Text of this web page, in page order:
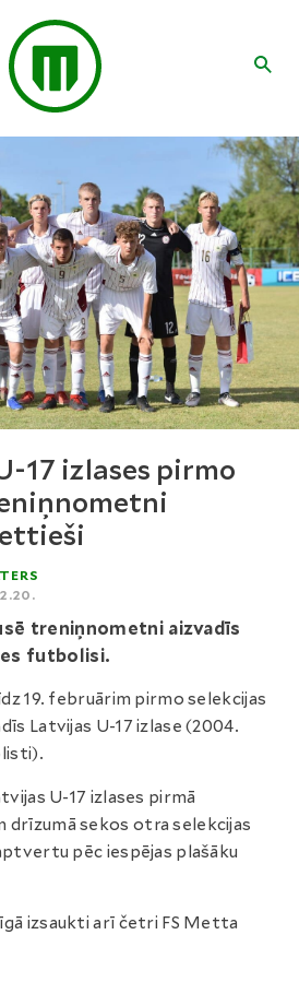
17 izlases pirmo
treniņnometni aizvadīs
futbolisi.
19. februārim pirmo selekcijas
Latvijas U-17 izlase (2004.
U-17 izlases pirmā
drīzumā sekos otra selekcijas
pēc iespējas plašāku
izsaukti arī četri FS Metta